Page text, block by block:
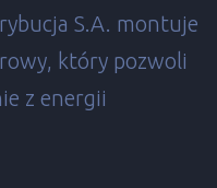
S.A. montuje
który pozwoli
z energii